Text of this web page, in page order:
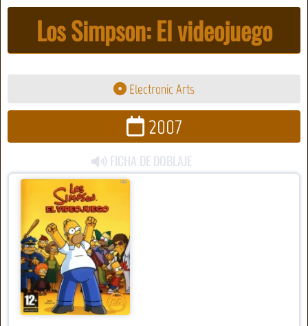
Los Simpson: El videojuego
Electronic Arts
2007
FICHA DE DOBLAJE